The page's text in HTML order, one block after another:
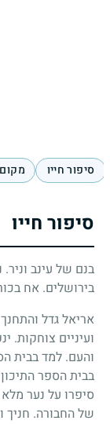
סיפור חייו
סיפור חייו
בנם של עינב
בירושלים. אח
אריאל גדל
ועיניים צוחקות.
והעם. למד בבית
בבית הספר
סיפרו על נער
של החבורה. חניך